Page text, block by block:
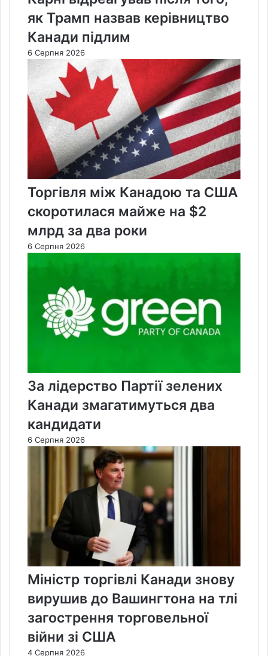
як Трамп назвав керівництво
Канади підлим
6 Серпня 2026
Торгівля між Канадою та США
скоротилася майже на $2
млрд за два роки
6 Серпня 2026
За лідерство Партії зелених
Канади змагатимуться два
кандидати
6 Серпня 2026
Міністр торгівлі Канади знову
вирушив до Вашингтона на тлі
загострення торговельної
війни зі США
4 Серпня 2026